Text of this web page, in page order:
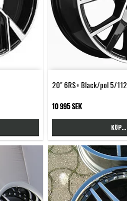
20" 6RS+ Black/pol 5/112
10 995 SEK
KÖP…